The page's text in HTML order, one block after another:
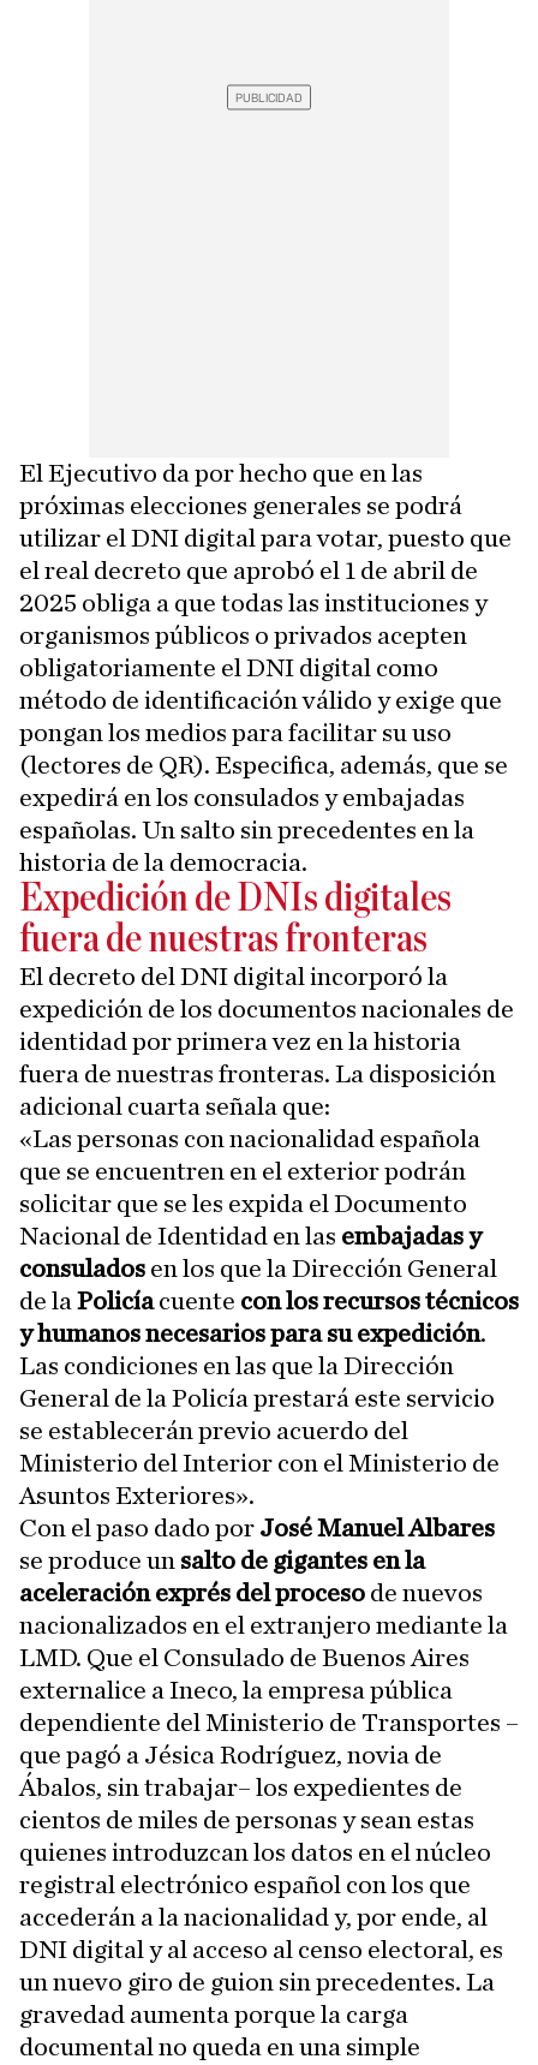
El Ejecutivo da por hecho que en las
próximas elecciones generales se podrá
utilizar el DNI digital para votar, puesto que
el real decreto que aprobó el 1 de abril de
2025 obliga a que todas las instituciones y
organismos públicos o privados acepten
obligatoriamente el DNI digital como
método de identificación válido y exige que
pongan los medios para facilitar su uso
(lectores de QR). Especifica, además, que se
expedirá en los consulados y embajadas
españolas. Un salto sin precedentes en la
historia de la democracia.
Expedición de DNIs digitales
fuera de nuestras fronteras
El decreto del DNI digital incorporó la
expedición de los documentos nacionales de
identidad por primera vez en la historia
fuera de nuestras fronteras. La disposición
adicional cuarta señala que:
«Las personas con nacionalidad española
que se encuentren en el exterior podrán
solicitar que se les expida el Documento
Nacional de Identidad en las embajadas y
consulados en los que la Dirección General
de la Policíacuente con los recursos técnicos
y humanos necesarios para su expedición.
Las condiciones en las que la Dirección
General de la Policía prestará este servicio
se establecerán previo acuerdo del
Ministerio del Interior con el Ministerio de
Asuntos Exteriores».
Con el paso dado por José Manuel Albares
se produce un salto de gigantes en la
aceleración exprés del proceso de nuevos
nacionalizados en el extranjero mediante la
LMD. Que el Consulado de Buenos Aires
externalice a Ineco, la empresa pública
dependiente del Ministerio de Transportes –
que pagó a Jésica Rodríguez, novia de
Ábalos, sin trabajar– los expedientes de
cientos de miles de personas y sean estas
quienes introduzcan los datos en el núcleo
registral electrónico español con los que
accederán a la nacionalidad y, por ende, al
DNI digital y al acceso al censo electoral, es
un nuevo giro de guion sin precedentes. La
gravedad aumenta porque la carga
documental no queda en una simple